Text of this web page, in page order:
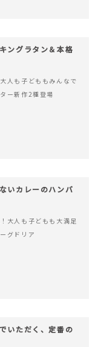
ングラタン＆本格
人も子どももみんなで
ー新作2種登場
いカレーのハンバ
大人も子どもも大満足
グドリア
いただく、定番の